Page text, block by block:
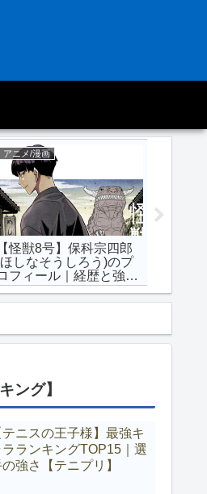
アニメ/漫画
【怪獣8号】保科宗四郎
しなそうしろう)のプ
フィール｜経歴と強さ
戦闘スタイルまとめ
い？
ング】
テニスの王子様】最強キ
ラランキングTOP15｜選
強さ【テニプリ】